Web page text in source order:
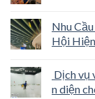
Nhu
Hội
Dịch vụ
n diện